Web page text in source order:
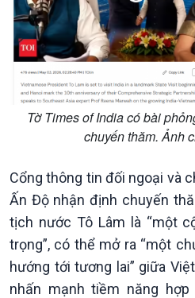
Chính trị
Tin Chính trị
Chính phủ với người dân
Quốc hội với cử tri
Xây dựng đảng
Nhận diện sự thật
Pháp luật và đời sống
Tờ Times of India có bài
chuyến thăm. Ảnh
Cổng thông tin đối ngoại và
Ấn Độ nhận định chuyến
tịch nước Tô Lâm là “một
trọng”, có thể mở ra “một
hướng tới tương lai” giữa
nhấn mạnh tiềm năng